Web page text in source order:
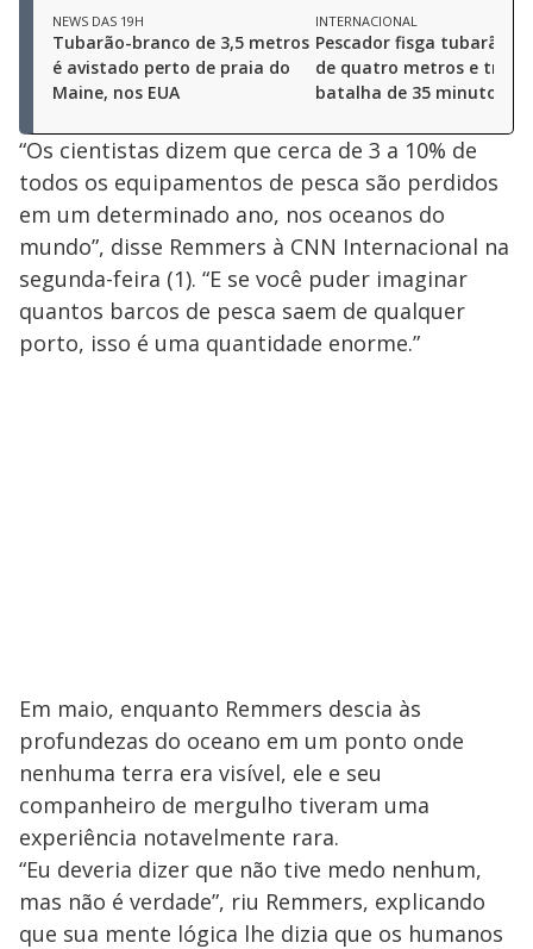
NEWS DAS 19H
Tubarão-branco de 3,5 metros
é avistado perto de praia do
Maine, nos EUA
INTERNACIONAL
Pescador fisga tubarão-
de quatro metros e trava
batalha de 35 minutos
“Os cientistas dizem que cerca de 3 a 10% de
todos os equipamentos de pesca são perdidos
em um determinado ano, nos oceanos do
mundo”, disse Remmers à CNN Internacional na
segunda-feira (1). “E se você puder imaginar
quantos barcos de pesca saem de qualquer
porto, isso é uma quantidade enorme.”
Em maio, enquanto Remmers descia às
profundezas do oceano em um ponto onde
nenhuma terra era visível, ele e seu
companheiro de mergulho tiveram uma
experiência notavelmente rara.
“Eu deveria dizer que não tive medo nenhum,
mas não é verdade”, riu Remmers, explicando
que sua mente lógica lhe dizia que os humanos